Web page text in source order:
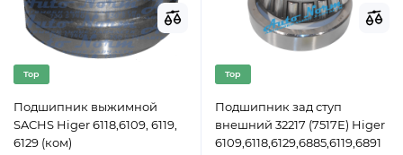
Top
Подшипник выжимной
SACHS Higer 6118,6109, 6119,
6129 (ком)
Top
Подшипник зад ступ
внешний 32217 (7517Е) Higer
6109,6118,6129,6885,6119,6891